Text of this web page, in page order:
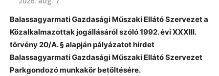
Balassagyarmati Gazdasági Műszaki Ellátó Szervezet a
Közalkalmazottak jogállásáról szóló 1992. évi XXXIII.
törvény 20/A. § alapján pályázatot hirdet
Balassagyarmati Gazdasági Műszaki Ellátó Szervezet
Parkgondozó munkakör betöltésére.